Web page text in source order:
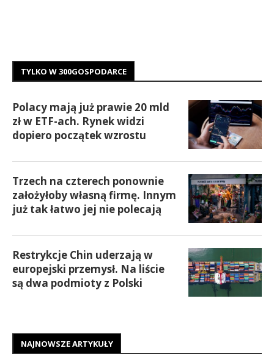
TYLKO W 300GOSPODARCE
Polacy mają już prawie 20 mld
zł w ETF-ach. Rynek widzi
dopiero początek wzrostu
Trzech na czterech ponownie
założyłoby własną firmę. Innym
już tak łatwo jej nie polecają
Restrykcje Chin uderzają w
europejski przemysł. Na liście
są dwa podmioty z Polski
NAJNOWSZE ARTYKUŁY